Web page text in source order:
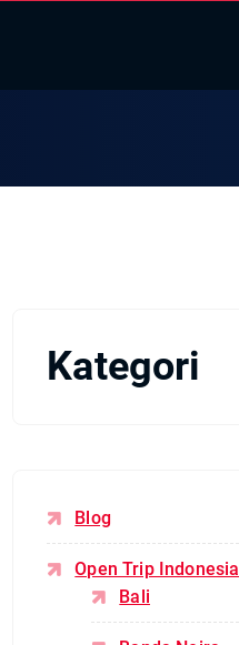
Kategori
Blog
Open Trip Indonesia
Bali